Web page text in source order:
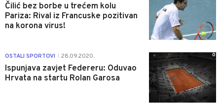
Čilić bez borbe u trećem kolu
Pariza: Rival iz Francuske pozitivan
na korona virus!
OSTALI SPORTOVI 28.09.2020.
Ispunjava zavjet Federeru: Oduvao
Hrvata na startu Rolan Garosa
0